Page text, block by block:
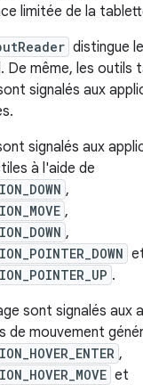
limitée de la
distingue
De même, les outils
signalés aux
signalés aux
à l'aide de
,
,
,
.
sont signalés aux
de mouvement
,
et